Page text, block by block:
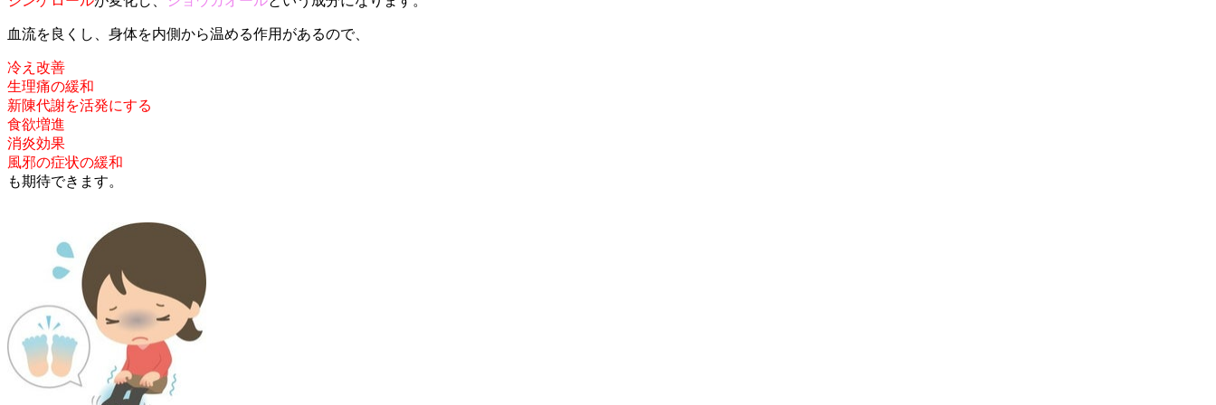
血流を良くし、身体を内側から温める作用があるので、
冷え改善
生理痛の緩和
新陳代謝を活発にする
食欲増進
消炎効果
風邪の症状の緩和
も期待できます。